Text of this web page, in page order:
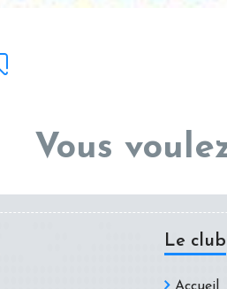
Vous
Le club